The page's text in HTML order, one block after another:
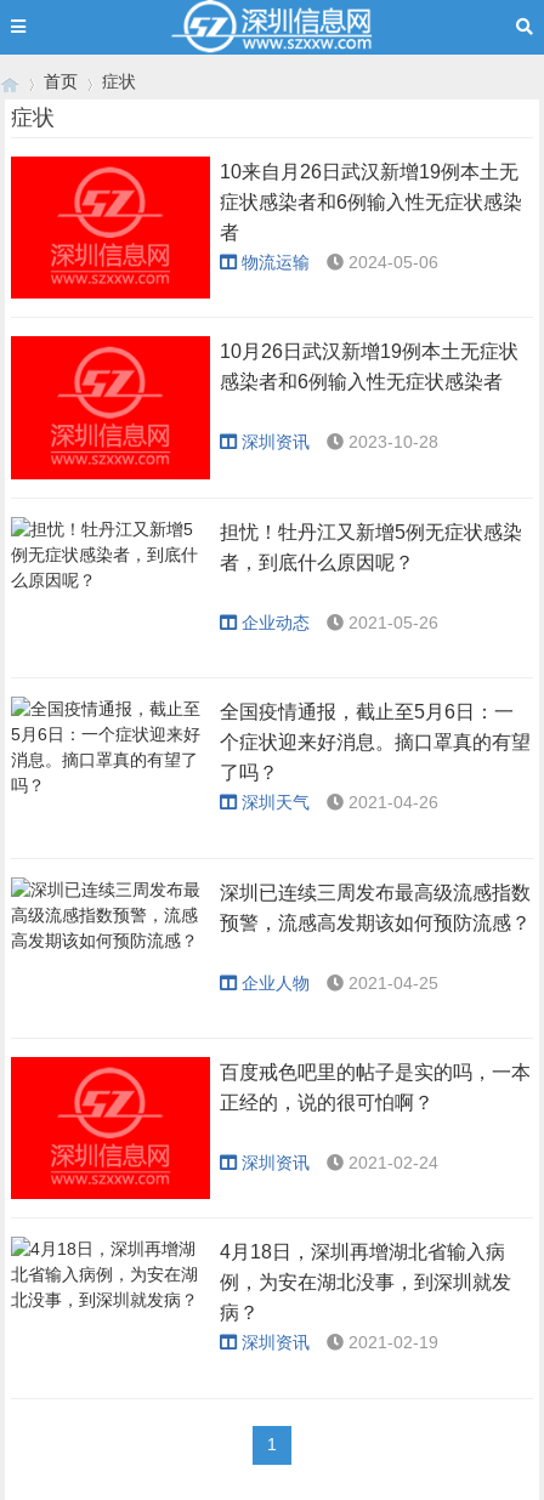
首页
›
症状
症状
10来自月26日武汉新增19例本土无
症状感染者和6例输入性无症状感染
者
物流运输 2024-05-06
10月26日武汉新增19例本土无症状
感染者和6例输入性无症状感染者
深圳资讯 2023-10-28
担忧！牡丹江又新增5例无症状感染
者，到底什么原因呢？
企业动态 2021-05-26
全国疫情通报，截止至5月6日：一
个症状迎来好消息。摘口罩真的有望
了吗？
深圳天气 2021-04-26
深圳已连续三周发布最高级流感指数
预警，流感高发期该如何预防流感？
企业人物 2021-04-25
百度戒色吧里的帖子是实的吗，一本
正经的，说的很可怕啊？
深圳资讯 2021-02-24
4月18日，深圳再增湖北省输入病
例，为安在湖北没事，到深圳就发
病？
深圳资讯 2021-02-19
1